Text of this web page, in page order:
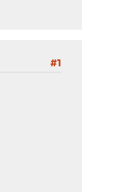
#1